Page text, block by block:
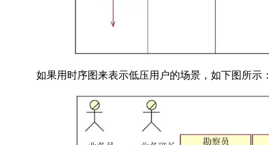
如果用时序图来表示低压用户的场景，如下图所示：